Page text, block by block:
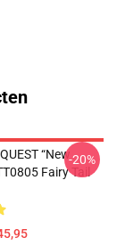
“New
Fairy Tail
-20%